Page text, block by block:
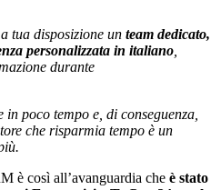
tua disposizione un team dedicato,
personalizzata in italiano
durante
poco tempo e, di conseguenza,
che risparmia tempo è un
è così all’avanguardia che è stato